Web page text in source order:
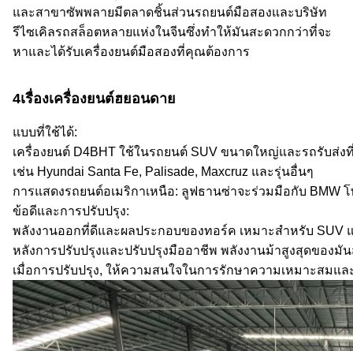
และสาขาซัพพลายมีตลาดชิ้นส่วนรถยนต์มือสองและบริษัท
รีไซเคิลรถสล็อตหลายแห่งในจีนซึ่งทําให้มันสะดวกกว่าที่จะ
หาและได้รับเครื่องยนต์มือสองที่คุณต้องการ
4เรื่องเครื่องยนต์ฮยอนดาย
แบบที่ใช้ได้:
เครื่องยนต์ D4BHT ใช้ในรถยนต์ SUV ขนาดใหญ่และรถรับส่
เช่น Hyundai Santa Fe, Palisade, Maxcruz และรุ่นอื่นๆ
การแสดงรถยนต์อเมริกาเหนือ: ลูฟธานซ่าจะร่วมมือกับ BMW โ
ข้อดีและการปรับปรุง:
พลังงานออกที่ดีและผลประกอบของทอร์ค เหมาะสําหรับ SUV
หลังการปรับปรุงและปรับปรุงมืออาชีพ พลังงานม้าสูงสุดของมั
เมื่อการปรับปรุง, ให้ความสนใจในการรักษาความเหมาะสมแ